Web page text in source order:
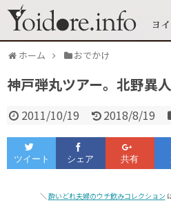
ホーム おでかけ
神戸弾丸ツアー。北野異
2011/10/19 2018/8/19
＼ 酔いどれ夫婦のウチ飲みコレクション